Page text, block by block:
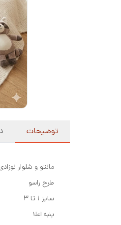
توضیحات
مانتو و شلوار
طرح راسو
سایز ۱ تا ۳
پنبه اعلا